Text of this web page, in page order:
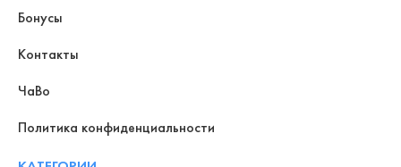
Бонусы
Контакты
ЧаВо
Политика конфиденциальности